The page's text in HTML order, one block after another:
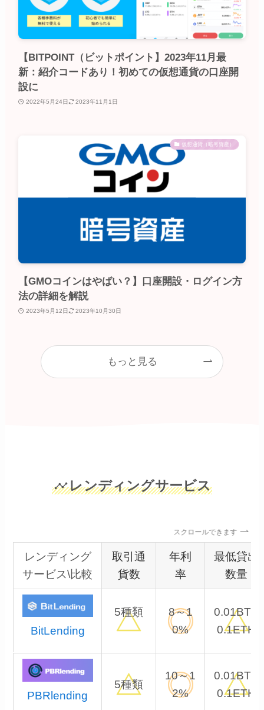
【BITPOINT（ビットポイント】2023年11月最
新：紹介コードあり！初めての仮想通貨の口座開
設に
2022年5月24日 2023年11月1日
仮想通貨（暗号資産）
【GMOコインはやばい？】口座開設・ログイン方
法の詳細を解説
2023年5月12日 2023年10月30日
もっと見る
レンディングサービス
スクロールできます
レンディング
サービス\比較
取引通
貨数
年利
率
最低貸出
数量
BitLending
5種類
8～1
0%
0.01BTC
0.1ETH
PBRlending
5種類
10～1
2%
0.01BTC
0.1ETH